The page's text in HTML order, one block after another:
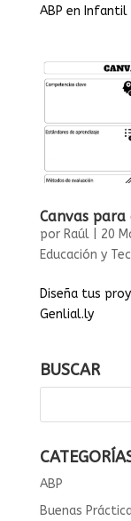
ABP en Infantil
Canvas
por Raúl| 20
Educación y
Diseña tus
Genlial.ly
BUSCAR
ABP
Buenas